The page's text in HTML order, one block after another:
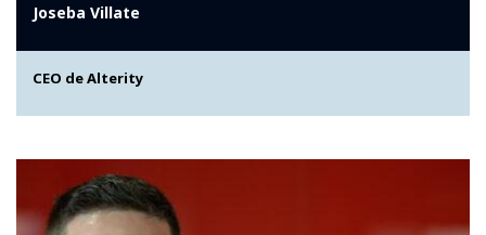
Joseba Villate
CEO de Alterity